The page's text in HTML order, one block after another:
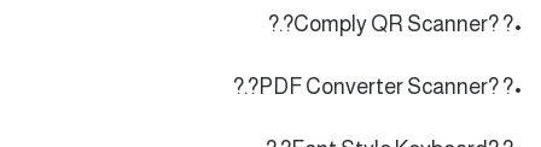
•? ?Comply QR Scanner?.?
•? ?PDF Converter Scanner?.?